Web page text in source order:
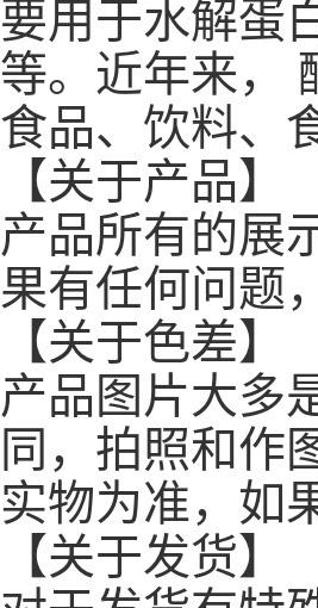
要用于水解蛋
等。近年来，
食品、饮料、
【关于产品】
产品所有的展
果有任何问题
【关于色差】
产品图片大多
同，拍照和作
实物为准，如
【关于发货】